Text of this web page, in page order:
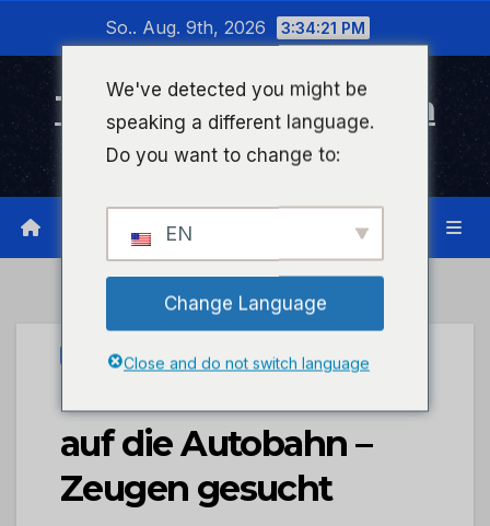
wechseln
So.. Aug. 9th, 2026 3:34:22 PM
Timeline Bad Kreuznach
Infonetzwerk für Bad Kreuznach
UNCATEGORIZED
POL-PPTR: Falschrum
auf die Autobahn –
Zeugen gesucht
We've detected you might be
speaking a different language.
Do you want to change to:
EN
Change Language
Close and do not switch language